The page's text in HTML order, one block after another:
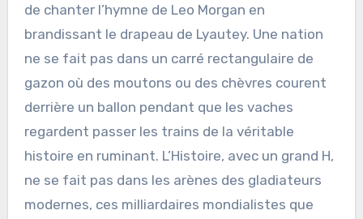
de chanter l’hymne de Leo Morgan en
brandissant le drapeau de Lyautey. Une nation
ne se fait pas dans un carré rectangulaire de
gazon où des moutons ou des chèvres courent
derrière un ballon pendant que les vaches
regardent passer les trains de la véritable
histoire en ruminant. L’Histoire, avec un grand H,
ne se fait pas dans les arènes des gladiateurs
modernes, ces milliardaires mondialistes que